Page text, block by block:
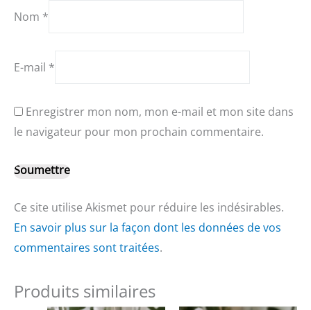
Nom *
E-mail *
Enregistrer mon nom, mon e-mail et mon site dans
le navigateur pour mon prochain commentaire.
Ce site utilise Akismet pour réduire les indésirables.
En savoir plus sur la façon dont les données de vos
commentaires sont traitées.
Produits similaires